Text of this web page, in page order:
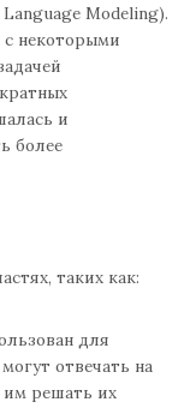
Modeling).
некоторыми
и
более
таких как:
для
отвечать на
им решать их